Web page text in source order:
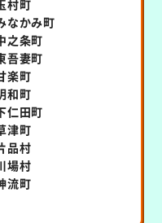
村町
なかみ町
之条町
吾妻町
楽町
和町
仁田町
津町
品村
場村
流町